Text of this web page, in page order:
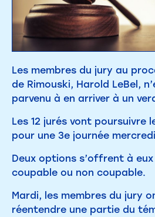
Les membres du jury au
de Rimouski, Harold LeBel,
parvenu à en arriver à un
Les 12 jurés vont poursuivre
pour une 3e journée
Deux options s’offrent à
coupable ou non coupable.
Mardi, les membres du jury
réentendre une partie du